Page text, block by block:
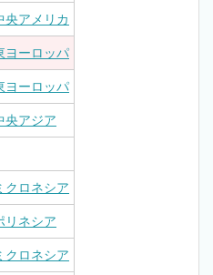
央アメリカ
ヨーロッパ
ヨーロッパ
央アジア
クロネシア
リネシア
クロネシア